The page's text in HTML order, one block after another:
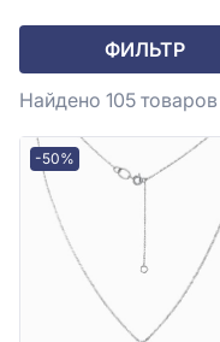
ФИЛЬТР
Найдено 105 товаров
-50%